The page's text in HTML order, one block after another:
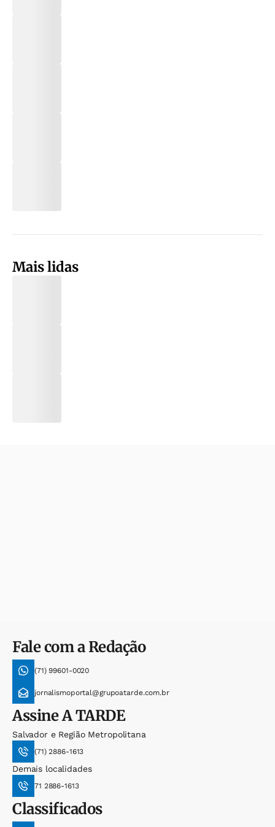
Mais lidas
Fale com a Redação
(71) 99601-0020
jornalismoportal@grupoatarde.com.br
AssineA TARDE
Salvador e Região Metropolitana
(71) 2886-1613
Demais localidades
71 2886-1613
Classificados